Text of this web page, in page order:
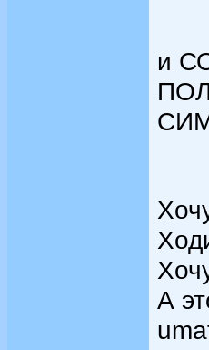
и
А